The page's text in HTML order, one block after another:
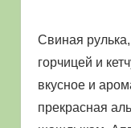
Свиная
горчицей и
вкусное и
прекрасная